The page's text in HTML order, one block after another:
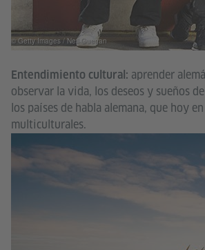
© Getty Images / Neil Guegan
Entendimiento cultural: aprender
observar la vida, los deseos y sueños
los países de habla alemana, que hoy
multiculturales.